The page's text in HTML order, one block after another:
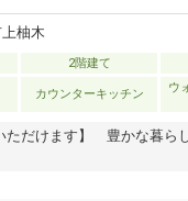
柚木
2階建て
カウンターキッチン
ウ
ただけます】 豊かな暮ら